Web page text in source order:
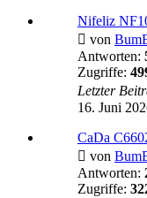
Nifeliz
von
Antworten:
Zugriffe:
Letzter
16. Juni
CaDa
von
Antworten:
Zugriffe: